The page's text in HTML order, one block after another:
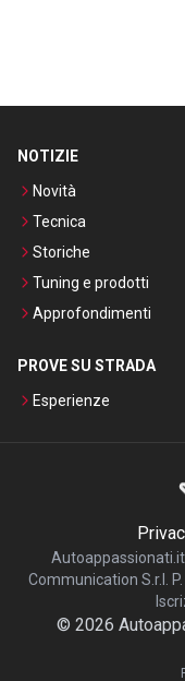
NOTIZIE
Novità
Tecnica
Storiche
Tuning e prodotti
Approfondimenti
PROVE SU STRADA
Esperienze
Communication S.r.l.
© 2026